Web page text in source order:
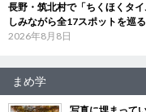
長野・筑北村で「ちくほくタ
しみながら全17スポットを巡る
2026年8月8日
まめ学